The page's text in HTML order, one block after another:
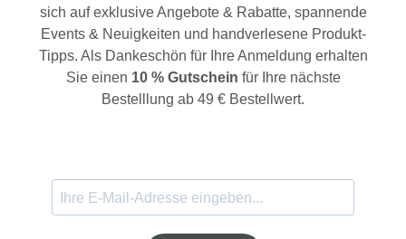
sich auf exklusive Angebote & Rabatte, spannende
Events & Neuigkeiten und handverlesene Produkt-
Tipps. Als Dankeschön für Ihre Anmeldung erhalten
Sie einen 10 % Gutschein für Ihre nächste
Bestelllung ab 49 € Bestellwert.